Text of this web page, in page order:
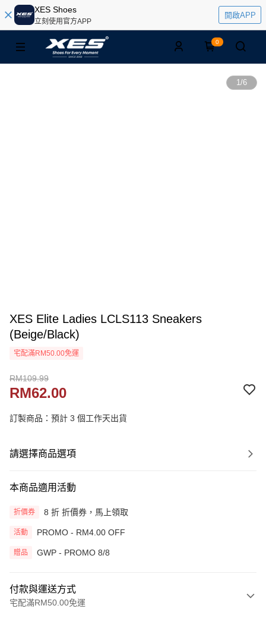
XES Shoes
立刻使用官方APP
開啟APP
0
1/6
XES Elite Ladies LCLS113 Sneakers
(Beige/Black)
宅配滿RM50.00免運
RM109.99
RM62.00
訂製商品：預計 3 個工作天出貨
請選擇商品選項
本商品適用活動
折價券 8 折 折價券，馬上領取
活動 PROMO - RM4.00 OFF
贈品 GWP - PROMO 8/8
付款與運送方式
宅配滿RM50.00免運